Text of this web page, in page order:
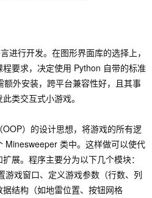
进行开发。在图形界面库的选择上，
要求，决定使用 Python 自带的标准
外安装，跨平台兼容性好，且其事
类交互式小游戏。
）的设计思想，将游戏的所有逻
Minesweeper 类中。这样做可以使代
展。程序主要分为以下几个模块：
戏窗口、定义游戏参数（行数、列
结构（如地雷位置、按钮网格